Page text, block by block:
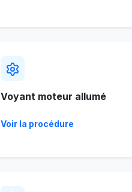
Voyant moteur allumé
Voir la procédure